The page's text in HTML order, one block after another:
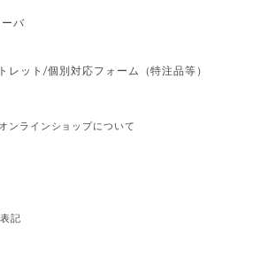
バ
レット/個別対応フォーム（特注品等）
ラインショップについて
記